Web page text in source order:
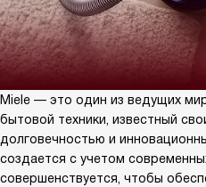
Miele — это один из ведущих
бытовой техники, известный
долговечностью и
создается с учетом
совершенствуется, чтобы